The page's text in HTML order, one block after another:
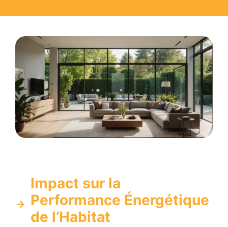
Impact sur la
Performance Énergétique
de l’Habitat